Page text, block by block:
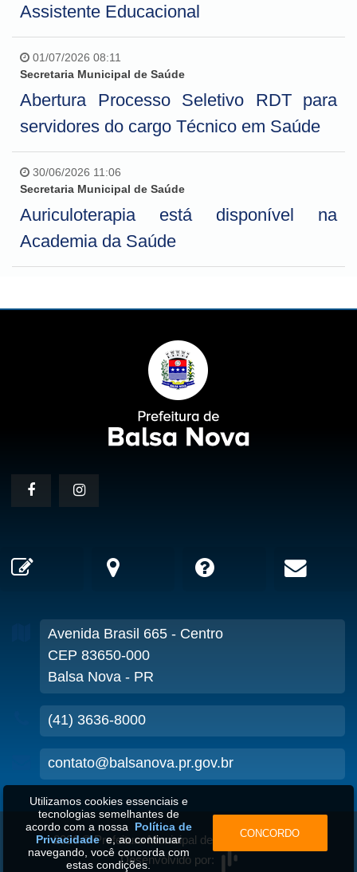
Assistente Educacional
01/07/2026 08:11
Secretaria Municipal de Saúde
Abertura Processo Seletivo RDT para
servidores do cargo Técnico em Saúde
30/06/2026 11:06
Secretaria Municipal de Saúde
Auriculoterapia está disponível na
Academia da Saúde
Avenida Brasil 665 - Centro
CEP 83650-000
Balsa Nova - PR
(41) 3636-8000
contato@balsanova.pr.gov.br
2026 ©Prefeitura Municipal de Balsa Nova-PR
Desenvolvido por:
Utilizamos cookies essenciais e
tecnologias semelhantes de
acordo com a nossa Política de
Privacidadee, ao continuar
navegando, você concorda com
estas condições.
CONCORDO